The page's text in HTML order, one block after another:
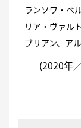
ランソワ・ベ
リア・ヴァル
ブリアン、ア
(2020年